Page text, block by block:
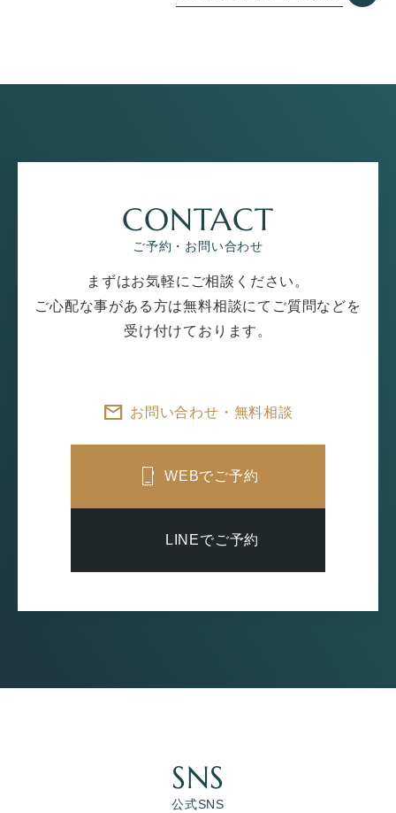
CONTACT
ご予約・お問い合わせ
まずはお気軽にご相談ください。
ご心配な事がある方は無料相談にてご質問などを
受け付けております。
お問い合わせ・無料相談
WEBでご予約
LINEでご予約
SNS
公式SNS